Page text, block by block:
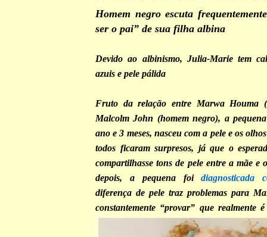
Homem negro escuta
ser o pai” de sua filha albina
Devido ao albinismo, Julia-Marie tem
azuis e pele pálida
Fruto da relação entre Marwa Houma
Malcolm John (homem negro), a
ano e 3 meses, nasceu com a pele e os
todos ficaram surpresos, já que o
compartilhasse tons de pele entre a mãe e
depois, a pequena foidiagnosticada
diferença de pele traz problemas para
constantemente “provar” que realmente